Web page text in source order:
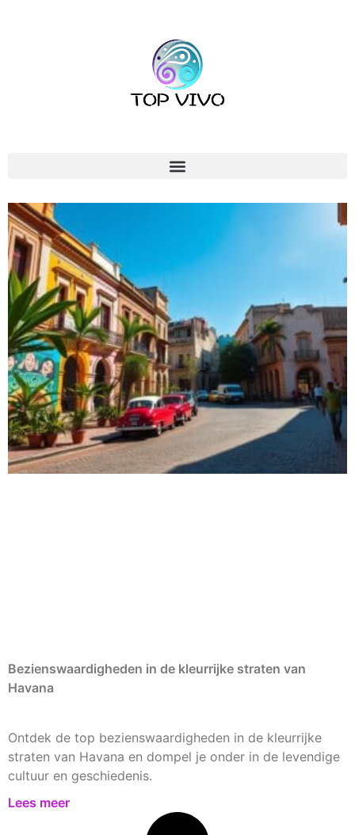
Bezienswaardigheden in de kleurrijke straten van
Havana
Ontdek de top bezienswaardigheden in de kleurrijke
straten van Havana en dompel je onder in de levendige
cultuur en geschiedenis.
Lees meer